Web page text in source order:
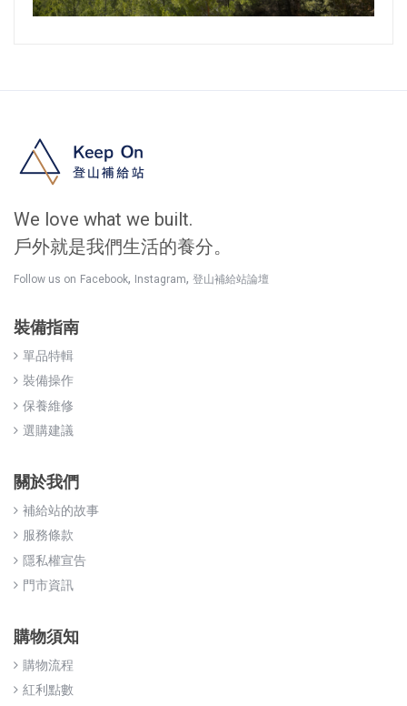
We love what we built.
戶外就是我們生活的養分。
Follow us on Facebook, Instagram, 登山補給站論壇
裝備指南
單品特輯
裝備操作
保養維修
選購建議
關於我們
補給站的故事
服務條款
隱私權宣告
門市資訊
購物須知
購物流程
紅利點數